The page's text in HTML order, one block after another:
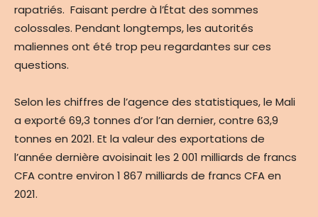
rapatriés. Faisant perdre à l’État des sommes
colossales. Pendant longtemps, les autorités
maliennes ont été trop peu regardantes sur ces
questions.
Selon les chiffres de l’agence des statistiques, le Mali
a exporté 69,3 tonnes d’or l’an dernier, contre 63,9
tonnes en 2021. Et la valeur des exportations de
l’année dernière avoisinait les 2 001 milliards de francs
CFA contre environ 1 867 milliards de francs CFA en
2021.